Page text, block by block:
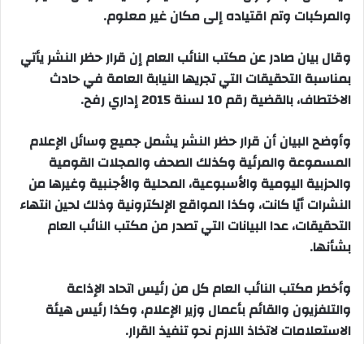
والمركبات وتم اقتياده إلى مكان غير معلوم.
وقال بيان صادر عن مكتب النائب العام إن قرار حظر النشر يأتي
بمناسبة التحقيقات التي تجريها النيابة العامة في حادث
الاختطاف، بالقضية رقم 10 لسنة 2015 إداري رفح.
وأوضح البيان أن قرار حظر النشر يشمل جميع وسائل الإعلام
المسموعة والمرئية وكذلك الصحف والمجلات القومية
والحزبية اليومية والأسبوعية، المحلية والأجنبية وغيرها من
النشرات أيًا كانت، وكذا المواقع الإلكترونية وذلك لحين انتهاء
التحقيقات، عدا البيانات التي تصدر من مكتب النائب العام
بشأنها.
وأخطر مكتب النائب العام كل من رئيس اتحاد الإذاعة
والتلفزيون والقائم بأعمال وزير الإعلام، وكذا رئيس هيئة
الاستعلامات لاتخاذ اللازم نحو تنفيذ القرار.